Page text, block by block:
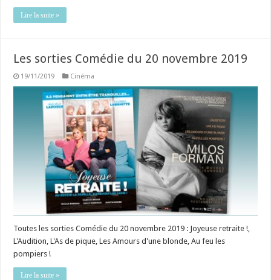
Lire la suite »
Les sorties Comédie du 20 novembre 2019
19/11/2019 Cinéma
Toutes les sorties Comédie du 20 novembre 2019 : Joyeuse retraite !,
L'Audition, L'As de pique, Les Amours d'une blonde, Au feu les
pompiers !
Lire la suite »